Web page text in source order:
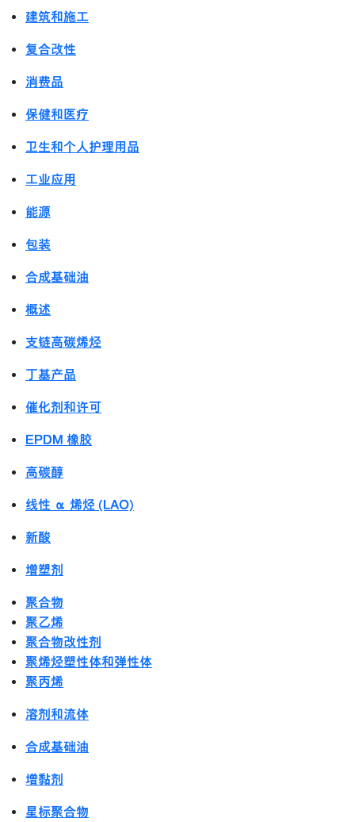
建筑和施工
复合改性
消费品
保健和医疗
卫生和个人护理用品
工业应用
能源
包装
合成基础油
概述
支链高碳烯烃
丁基产品
催化剂和许可
EPDM 橡胶
高碳醇
线性 α 烯烃 (LAO)
新酸
增塑剂
聚合物
聚乙烯
聚合物改性剂
聚烯烃塑性体和弹性体
聚丙烯
溶剂和流体
合成基础油
增黏剂
星标聚合物